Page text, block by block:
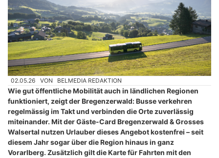
02.05.26 VON BELMEDIA REDAKTION
Wie gut öffentliche Mobilität auch in ländlichen Regionen
funktioniert, zeigt der Bregenzerwald: Busse verkehren
regelmässig im Takt und verbinden die Orte zuverlässig
miteinander. Mit der Gäste-Card Bregenzerwald & Grosses
Walsertal nutzen Urlauber dieses Angebot kostenfrei – seit
diesem Jahr sogar über die Region hinaus in ganz
Vorarlberg. Zusätzlich gilt die Karte für Fahrten mit den